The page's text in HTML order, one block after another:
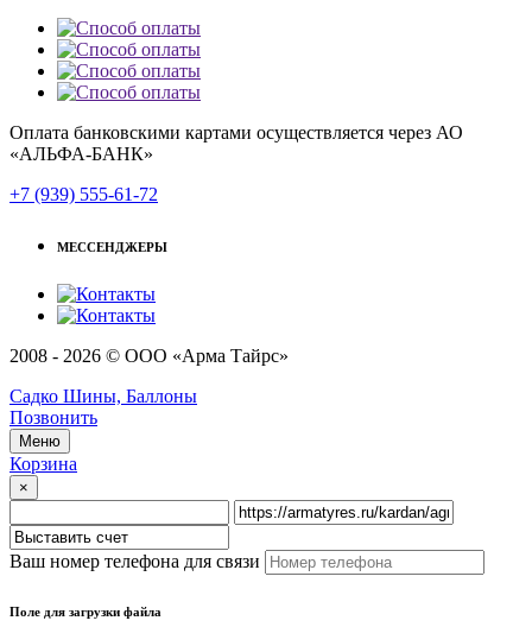
Оплата банковскими картами осуществляется через АО
«АЛЬФА-БАНК»
+7 (939) 555-61-72
МЕССЕНДЖЕРЫ
2008 - 2026 © ООО «Арма Тайрс»
Садко Шины, Баллоны
Позвонить
Меню
Корзина
×
Ваш номер телефона для связи
Поле для загрузки файла